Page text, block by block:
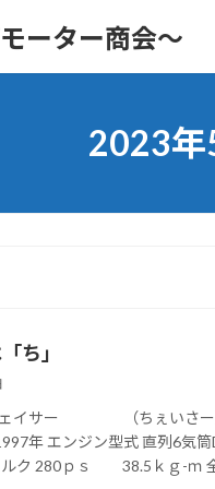
ーター商会～
2023年
ち」
イサー （ちぇいさー）
ンジン型式 直列6気筒
ルク 280ｐｓ 38.5ｋｇ-ｍ